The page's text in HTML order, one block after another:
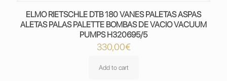
ELMO RIETSCHLE DTB 180 VANES PALETAS ASPAS
ALETAS PALAS PALETTE BOMBAS DE VACIO VACUUM
PUMPS H320695/5
330,00€
Add to cart